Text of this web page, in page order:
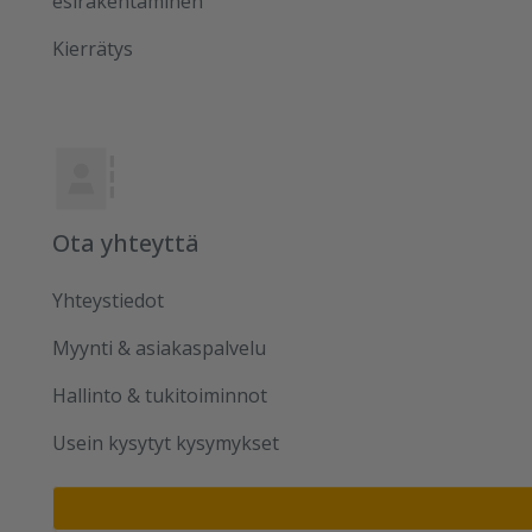
Kierrätys
Ota yhteyttä
Yhteystiedot
Myynti & asiakaspalvelu
Hallinto & tukitoiminnot
Usein kysytyt kysymykset